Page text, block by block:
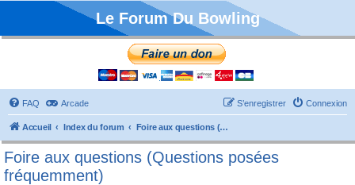
Le Forum Du Bowling
FAQ Arcade Connexion
S’enregistrer
Accueil Index du forum Foire aux questions (Questions posées fréquemment)
Foire aux questions (Questions posées
fréquemment)